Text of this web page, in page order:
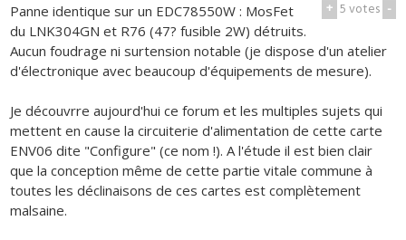
+ 5votes -
Panne identique sur un EDC78550W : MosFet
du LNK304GN et R76 (47? fusible 2W) détruits.
Aucun foudrage ni surtension notable (je dispose d'un atelier
d'électronique avec beaucoup d'équipements de mesure).
Je découvrre aujourd'hui ce forum et les multiples sujets qui
mettent en cause la circuiterie d'alimentation de cette carte
ENV06 dite "Configure" (ce nom !). A l'étude il est bien clair
que la conception même de cette partie vitale commune à
toutes les déclinaisons de ces cartes est complètement
malsaine.